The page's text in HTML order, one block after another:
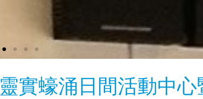
靈實蠔涌日間活動中心